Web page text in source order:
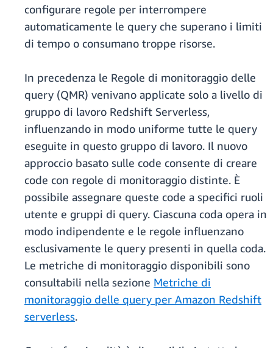
configurare regole per interrompere
automaticamente le query che superano i limiti
di tempo o consumano troppe risorse.
In precedenza le Regole di monitoraggio delle
query (QMR) venivano applicate solo a livello di
gruppo di lavoro Redshift Serverless,
influenzando in modo uniforme tutte le query
eseguite in questo gruppo di lavoro. Il nuovo
approccio basato sulle code consente di creare
code con regole di monitoraggio distinte. È
possibile assegnare queste code a specifici ruoli
utente e gruppi di query. Ciascuna coda opera in
modo indipendente e le regole influenzano
esclusivamente le query presenti in quella coda.
Le metriche di monitoraggio disponibili sono
consultabili nella sezione Metriche di
monitoraggio delle query per Amazon Redshift
serverless.